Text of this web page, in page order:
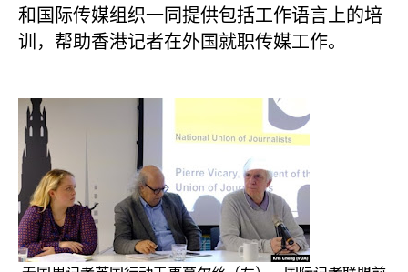
和国际传媒组织一同提供包括工作语言上的培
训，帮助香港记者在外国就职传媒工作。